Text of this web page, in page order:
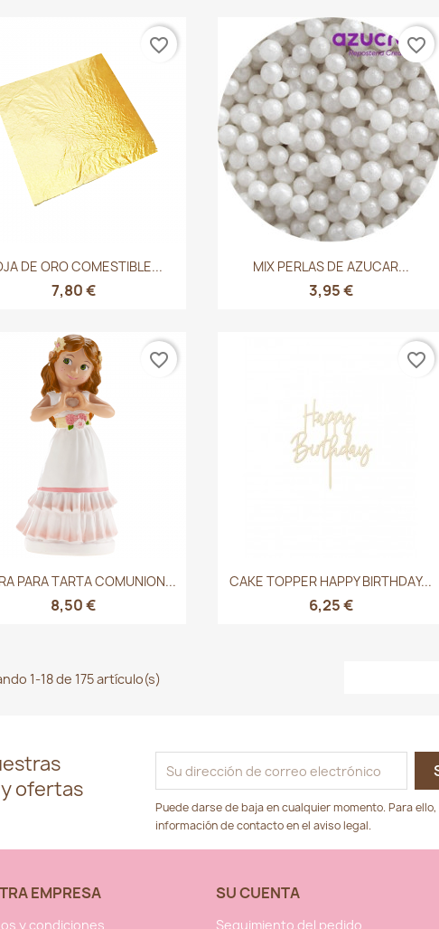
Vista rápida
DE ORO COMESTIBLE...
7,80 €
favorite_border
Vista rápida
MIX PERLAS DE AZUCAR...
3,95 €
favorite_border
Vista rápida
PARA TARTA COMUNION...
8,50 €
favorite_border
Vista rápida
CAKE TOPPER HAPPY BIRTHDAY...
6,25 €
favorite_border
1-18 de 175 artículo(s)
ofertas
Puede darse de baja en cualquier momento. Para
información de contacto en el aviso legal.
EMPRESA
y condiciones
SU CUENTA
Seguimiento del pedido